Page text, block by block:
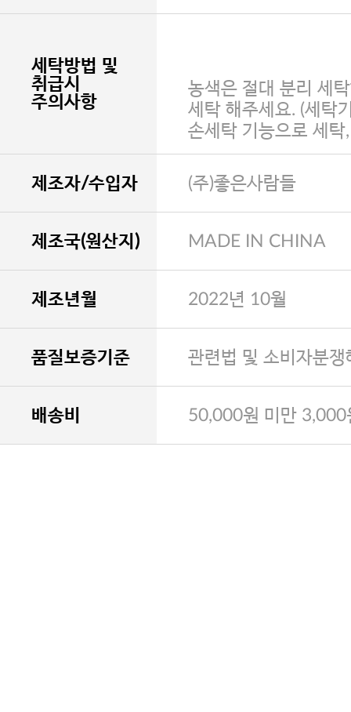
세탁방법 및
취급시
주의사항
농색은 절대 분리 세
세탁 해주세요. (세탁
손세탁 기능으로 세탁
제조자/수입자 (주)좋은사람들
제조국(원산지) MADE IN CHINA
제조년월 2022년 10월
품질보증기준 관련법 및 소비자분
배송비 50,000원 미만 3,000